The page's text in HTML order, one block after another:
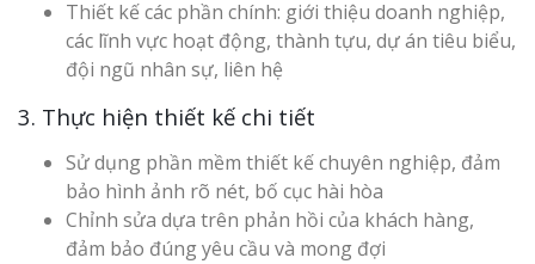
Thiết kế các phần chính: giới thiệu doanh nghiệp,
các lĩnh vực hoạt động, thành tựu, dự án tiêu biểu,
đội ngũ nhân sự, liên hệ
3. Thực hiện thiết kế chi tiết
Sử dụng phần mềm thiết kế chuyên nghiệp, đảm
bảo hình ảnh rõ nét, bố cục hài hòa
Chỉnh sửa dựa trên phản hồi của khách hàng,
đảm bảo đúng yêu cầu và mong đợi